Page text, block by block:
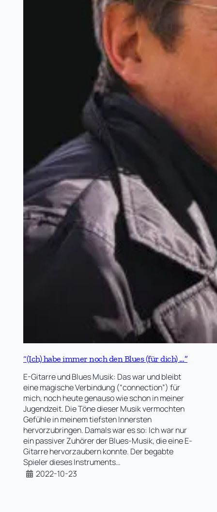
“(Ich) habe immer noch den Blues (für dich) …”
E-Gitarre und Blues Musik: Das war und bleibt
eine magische Verbindung (“connection”) für
mich, noch heute genauso wie schon in meiner
Jugendzeit. Die Töne dieser Musik vermochten
Gefühle in meinem tiefsten Innersten
hervorzubringen. Damals war es so: Ich war nur
ein passiver Zuhörer der Blues-Musik, die eine E-
Gitarre hervorzaubern konnte. Der begabte
Spieler dieses Instruments…
2022-10-23